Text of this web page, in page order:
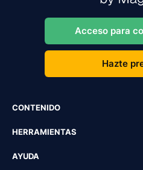
Acceso para
Hazte
CONTENIDO
HERRAMIENTAS
AYUDA